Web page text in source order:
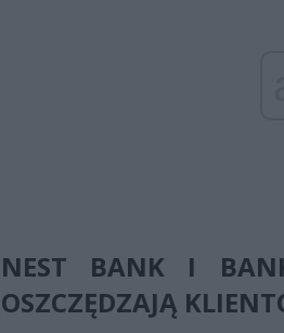
NEST BANK I
OSZCZĘDZAJĄ